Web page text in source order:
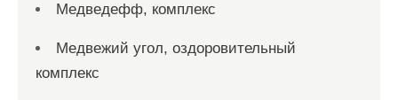
Медведефф, комплекс
Медвежий угол, оздоровительный
комплекс